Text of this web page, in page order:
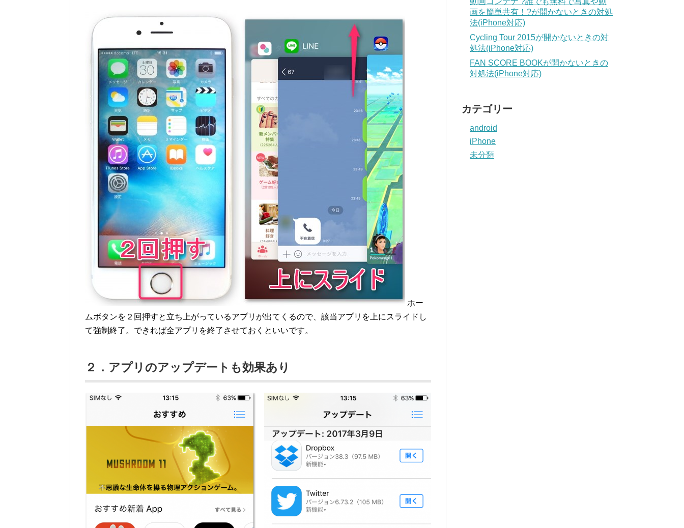
ホー
ムボタンを２回押すと立ち上がっているアプリが出てくるので、該当アプリを上にスライドし
て強制終了。できれば全アプリを終了させておくといいです。
２．アプリのアップデートも効果あり
画を簡単共有！?が開かないときの対処
法(iPhone対応)
Cycling Tour 2015が開かないときの対
処法(iPhone対応)
FAN SCORE BOOKが開かないときの
対処法(iPhone対応)
カテゴリー
android
iPhone
未分類